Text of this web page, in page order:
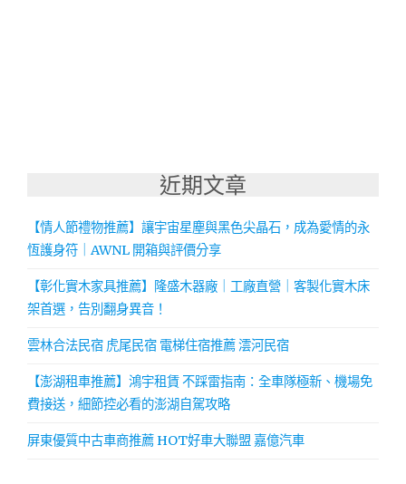
近期文章
【情人節禮物推薦】讓宇宙星塵與黑色尖晶石，成為愛情的永
恆護身符｜AWNL 開箱與評價分享
【彰化實木家具推薦】隆盛木器廠｜工廠直營｜客製化實木床
架首選，告別翻身異音！
雲林合法民宿 虎尾民宿 電梯住宿推薦 澐河民宿
【澎湖租車推薦】鴻宇租賃 不踩雷指南：全車隊極新、機場免
費接送，細節控必看的澎湖自駕攻略
屏東優質中古車商推薦 HOT好車大聯盟 嘉億汽車